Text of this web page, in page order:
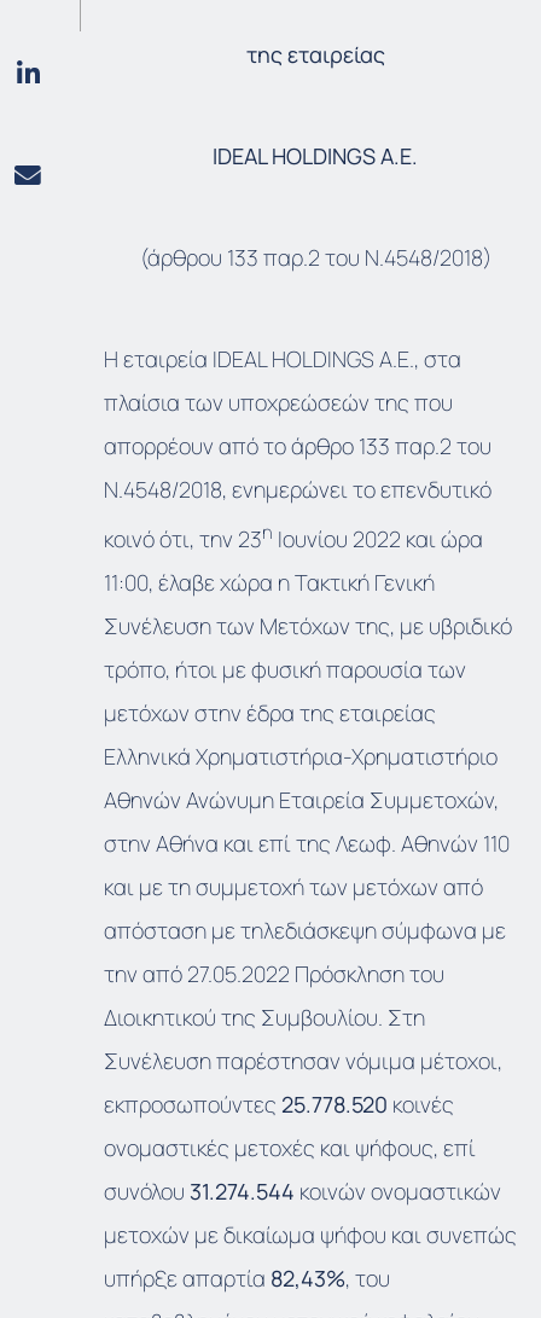
τηςεταιρείας
IDEAL HOLDINGS A.E.
(άρθρου 133 παρ.2 του Ν.4548/2018)
Η εταιρεία IDEAL HOLDINGS A.E., στα
πλαίσια των υποχρεώσεών της που
απορρέουν από το άρθρο 133 παρ.2 του
Ν.4548/2018, ενημερώνει το επενδυτικό
κοινό ότι, την 23η Ιουνίου 2022 και ώρα
11:00, έλαβε χώρα η Τακτική Γενική
Συνέλευση των Μετόχων της, με υβριδικό
τρόπο, ήτοι με φυσική παρουσία των
μετόχων στην έδρα της εταιρείας
Ελληνικά Χρηματιστήρια-Χρηματιστήριο
Αθηνών Ανώνυμη Εταιρεία Συμμετοχών,
στην Αθήνα και επί της Λεωφ. Αθηνών 110
και με τη συμμετοχή των μετόχων από
απόσταση με τηλεδιάσκεψη σύμφωνα με
την από 27.05.2022 Πρόσκληση του
Διοικητικού της Συμβουλίου. Στη
Συνέλευση παρέστησαν νόμιμα μέτοχοι,
εκπροσωπούντες 25.778.520 κοινές
ονομαστικές μετοχές και ψήφους, επί
συνόλου 31.274.544 κοινών ονομαστικών
μετοχών με δικαίωμα ψήφου και συνεπώς
υπήρξε απαρτία 82,43%, του